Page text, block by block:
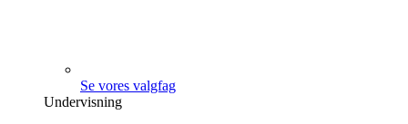
Se vores valgfag
Undervisning